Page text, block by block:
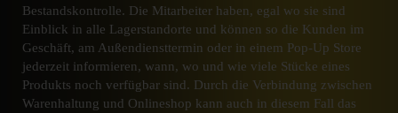
Bestandskontrolle. Die Mitarbeiter haben, egal wo sie sind
Einblick in alle Lagerstandorte und können so die Kunden im
Geschäft, am Außendiensttermin oder in einem Pop-Up Store
jederzeit informieren, wann, wo und wie viele Stücke eines
Produkts noch verfügbar sind. Durch die Verbindung zwischen
Warenhaltung und Onlineshop kann auch in diesem Fall das